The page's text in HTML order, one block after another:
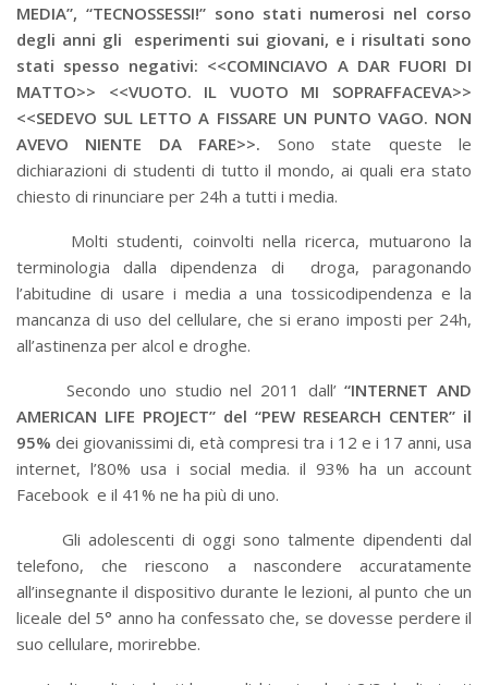
MEDIA”, “TECNOSSESSI!” sono stati numerosi nel corso
degli anni gli esperimenti sui giovani, e i risultati sono
stati spesso negativi: <<COMINCIAVO A DAR FUORI DI
MATTO>> <<VUOTO. IL VUOTO MI SOPRAFFACEVA>>
<<SEDEVO SUL LETTO A FISSARE UN PUNTO VAGO. NON
AVEVO NIENTE DA FARE>>. Sono state queste le
dichiarazioni di studenti di tutto il mondo, ai quali era stato
chiesto di rinunciare per 24h a tutti i media.
Molti studenti, coinvolti nella ricerca, mutuarono la
terminologia dalla dipendenza di droga, paragonando
l’abitudine di usare i media a una tossicodipendenza e la
mancanza di uso del cellulare, che si erano imposti per 24h,
all’astinenza per alcol e droghe.
Secondo uno studio nel 2011 dall’“INTERNET AND
AMERICAN LIFE PROJECT” del “PEW RESEARCH CENTER” il
95% dei giovanissimi di, età compresi tra i 12 e i 17 anni, usa
internet, l’80% usa i social media. il 93% ha un account
Facebook e il 41% ne ha più di uno.
Gli adolescenti di oggi sono talmente dipendenti dal
telefono, che riescono a nascondere accuratamente
all’insegnante il dispositivo durante le lezioni, al punto che un
liceale del 5° anno ha confessato che, se dovesse perdere il
suo cellulare, morirebbe.